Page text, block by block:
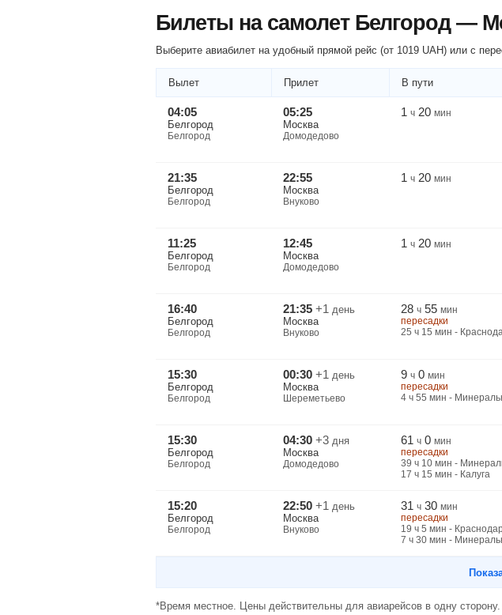
Билеты на самолет Белгород —
Выберите авиабилет на удобный прямой рейс (от 1019 UAH) или с
Вылет Прилет В пути
04:05
Белгород
Белгород
05:25
Москва
Домодедово
1 ч 20 мин
21:35
Белгород
Белгород
22:55
Москва
Внуково
1 ч 20 мин
11:25
Белгород
Белгород
12:45
Москва
Домодедово
1 ч 20 мин
16:40
Белгород
Белгород
21:35 +1 день
Москва
Внуково
28 ч 55 мин
пересадки
25 ч 15 мин -
15:30
Белгород
Белгород
00:30 +1 день
Москва
Шереметьево
9 ч 0 мин
пересадки
4 ч 55 мин -
15:30
Белгород
Белгород
04:30 +3 дня
Москва
Домодедово
61 ч 0 мин
пересадки
39 ч 10 мин -
17 ч 15 мин - Калуга
15:20
Белгород
Белгород
22:50 +1 день
Москва
Внуково
31 ч 30 мин
пересадки
19 ч 5 мин -
7 ч 30 мин -
*Время местное. Цены действительны для авиарейсов в одну